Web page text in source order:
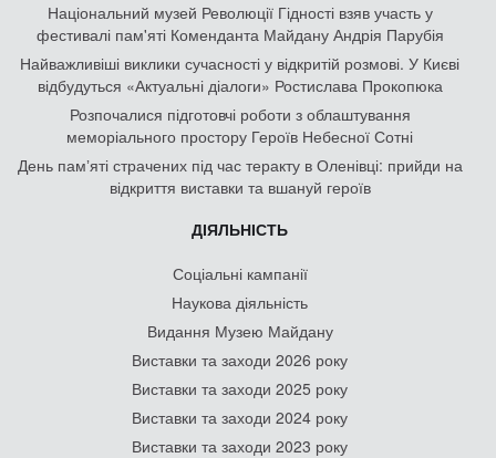
Національний музей Революції Гідності взяв участь у
фестивалі пам'яті Коменданта Майдану Андрія Парубія
Найважливіші виклики сучасності у відкритій розмові. У Києві
відбудуться «Актуальні діалоги» Ростислава Прокопюка
Розпочалися підготовчі роботи з облаштування
меморіального простору Героїв Небесної Сотні
День памʼяті страчених під час теракту в Оленівці: прийди на
відкриття виставки та вшануй героїв
ДІЯЛЬНІСТЬ
Соціальні кампанії
Наукова діяльність
Видання Музею Майдану
Виставки та заходи 2026 року
Виставки та заходи 2025 року
Виставки та заходи 2024 року
Виставки та заходи 2023 року